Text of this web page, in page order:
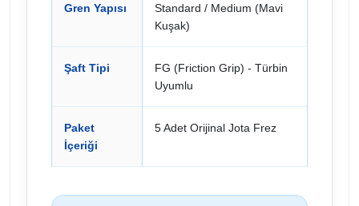
Gren Yapısı
Standard / Medium (Mavi
Kuşak)
Şaft Tipi
FG (Friction Grip) - Türbin
Uyumlu
Paket
İçeriği
5 Adet Orijinal Jota Frez